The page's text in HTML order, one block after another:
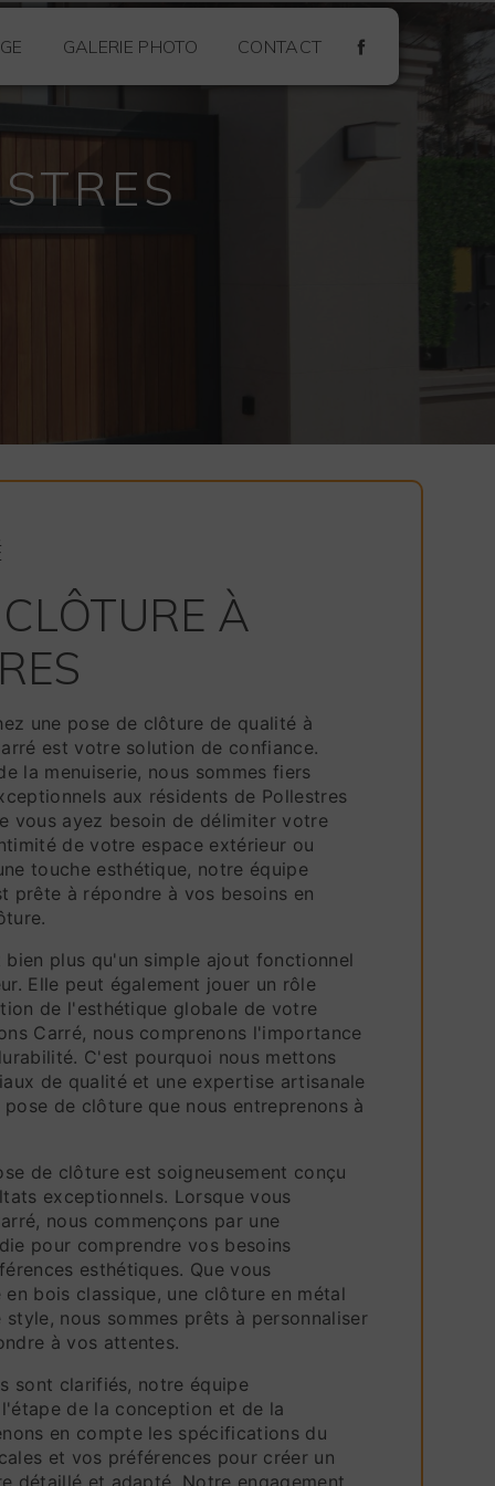
GALERIE PHOTO CONTACT
À
une pose de clôture de qualité à
est votre solution de confiance.
la menuiserie, nous sommes fiers
aux résidents de Pollestres
vous ayez besoin de délimiter votre
de votre espace extérieur ou
touche esthétique, notre équipe
prête à répondre à vos besoins en
plus qu'un simple ajout fonctionnel
Elle peut également jouer un rôle
de l'esthétique globale de votre
Carré, nous comprenons l'importance
C'est pourquoi nous mettons
de qualité et une expertise artisanale
de clôture que nous entreprenons à
de clôture est soigneusement conçu
exceptionnels. Lorsque vous
nous commençons par une
pour comprendre vos besoins
esthétiques. Que vous
bois classique, une clôture en métal
nous sommes prêts à personnaliser
à vos attentes.
sont clarifiés, notre équipe
de la conception et de la
en compte les spécifications du
et vos préférences pour créer un
détaillé et adapté. Notre engagement